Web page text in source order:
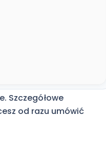
Szczegółowe
od razu umówić